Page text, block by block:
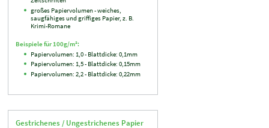
großes Papiervolumen - weiches,
saugfähiges und griffiges Papier, z. B.
Krimi-Romane
Beispiele für 100g/m²:
Papiervolumen: 1,0 - Blattdicke: 0,1mm
Papiervolumen: 1,5 - Blattdicke: 0,15mm
Papiervolumen: 2,2 - Blattdicke: 0,22mm
Gestrichenes / Ungestrichenes Papier